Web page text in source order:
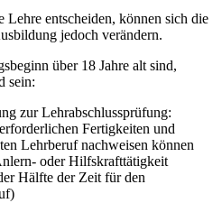
Lehre entscheiden, können sich die
jedoch verändern.
über 18 Jahre alt sind,
sein:
zur Lehrabschlussprüfung:
Fertigkeiten und
Lehrberuf nachweisen können
oder Hilfskrafttätigkeit
Hälfte der Zeit für den